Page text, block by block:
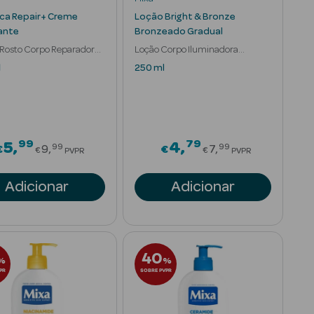
Repair+ Creme
Corpo Reparador
5 99Price reduced from
€9 99 PVPR
Adicionar
Loção Bright & Bronze
Bronzeado Gradual
Loção Corpo Iluminadora
Bronzeadora
250 ml
€4 79Price reduced
€ 7 99 PVPR
Adicionar
40%
SOBRE PVPR